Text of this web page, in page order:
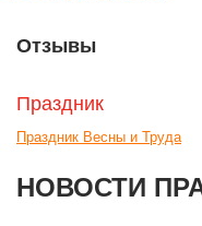
Отзывы
Праздник
Праздник Весны и Труда
НОВОСТИ